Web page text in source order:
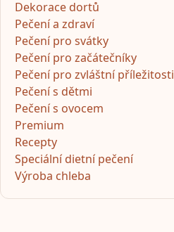
Dekorace dortů
Pečení a zdraví
Pečení pro svátky
Pečení pro začátečníky
Pečení pro zvláštní příležitosti
Pečení s dětmi
Pečení s ovocem
Premium
Recepty
Speciální dietní pečení
Výroba chleba